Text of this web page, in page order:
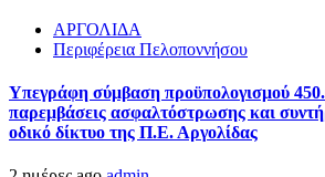
ΑΡΓΟΛΙΔΑ
Περιφέρεια Πελοποννήσου
Υπεγράφη σύμβαση προϋπολογισμού
παρεμβάσεις ασφαλτόστρωσης και
οδικό δίκτυο της Π.Ε. Αργολίδας